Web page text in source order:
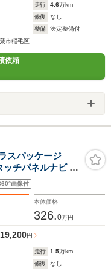
走行 4.6万km
修復
なし
整備
法定整備付
市稲毛区
依頼
スパッケージ
チパネルナビ リ
トヒーター アク
ャージ
ー 禁煙車
画像付
本体価格
326.0万円
19,200円
走行 1.5万km
修復
なし